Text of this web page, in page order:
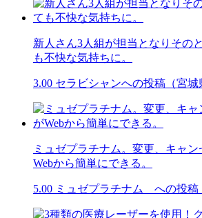
新人さん3人組が担当となりその
も不快な気持ちに。
3.00 セラビシャンへの投稿（宮城
ミュゼプラチナム。変更、キャ
Webから簡単にできる。
5.00 ミュゼプラチナム への投稿